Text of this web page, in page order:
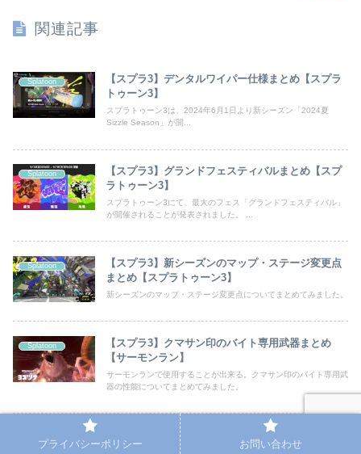
関連記事
Splatoon
【スプラ3】デンタルワイパー仕様まとめ【スプラ
トゥーン3】
スプラトゥーン3は、2024年6月1日より新シーズン「2024夏
Sizzle Season」が開...
Splatoon
【スプラ3】グランドフェスティバルまとめ【スプ
ラトゥーン3】
スプラトゥーン3にて、最大のフェス「グランドフェスティバル」
が開催されることが発表されました。 ...
Splatoon
【スプラ3】新シーズンのマップ・ステージ変更点
まとめ【スプラトゥーン3】
新シーズンのマップ・ステージ変更点についてまとめてみました。
Splatoon
【スプラ3】クマサン印のバイト専用武器まとめ
【サーモンラン】
サーモンランで使用することが出来る。クマサン印のバイト専用武
器の性能についてまとめてみました。
Splatoon
【スプラ3】ゼルダコラボフェスのホラガイの35連
ガチャ検証！【スプラトゥーン3】
プライバシーポリシー お問い合わせ